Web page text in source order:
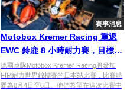
賽事消息
Motobox Kremer Racing 重返
EWC 鈴鹿 8 小時耐力賽，目標是
進入前 20 名
德國車隊Motobox Kremer Racing將參加
FIM耐力世界錦標賽的日本站比賽，比賽時
間為8月4日至6日。他們希望在這次比賽中